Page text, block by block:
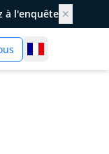
à l'enquête ✕